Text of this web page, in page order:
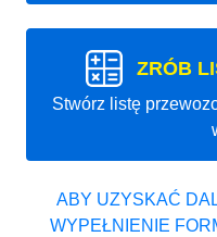
ZRÓB
Stwórz listę
ABY UZYSKAĆ
WYPEŁNIENIE